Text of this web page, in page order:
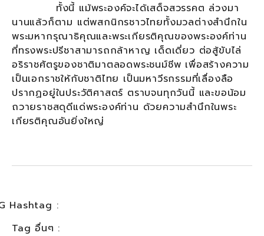
ทั้งนี้ แม้พระองค์จะได้เสด็จสวรรคต ล่วงมา
นานแล้วก็ตาม แต่พสกนิกรชาวไทยทั้งมวลต่างสำนึกใน
พระมหากรุณาธิคุณและพระเกียรติคุณของพระองค์ท่าน
ที่ทรงพระปรีชาสามารถกล้าหาญ เด็ดเดี่ยว ต่อสู้ขับไล่
อริราชศัตรูของชาติมาตลอดพระชนม์ชีพ เพื่อสร้างความ
เป็นเอกราชให้กับชาติไทย เป็นมหาวีรกรรมที่เลื่องลือ
ปรากฏอยู่ในประวัติศาสตร์ ตราบจนทุกวันนี้ และขอน้อม
ถวายราชสดุดีแด่พระองค์ท่าน ด้วยความสำนึกในพระ
เกียรติคุณอันยิ่งใหญ่
Hashtag :
Tag อื่นๆ :